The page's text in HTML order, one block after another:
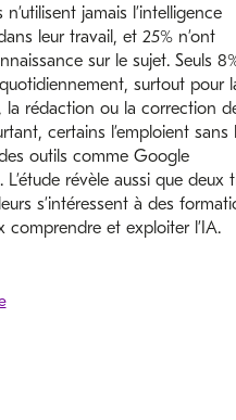
n’utilisent jamais l’intelligence
leur travail, et 25% n’ont
sur le sujet. Seuls
surtout pour
la rédaction ou la correction
certains l’emploient sans
outils comme Google
L’étude révèle aussi que deux
s’intéressent à des
comprendre et exploiter l’IA.